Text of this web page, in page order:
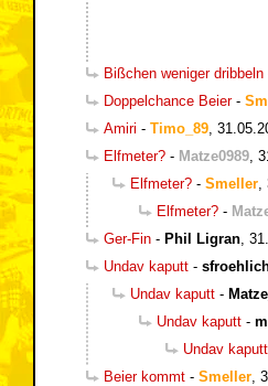
Bißchen weniger dribbeln
Doppelchance Beier-
Amiri - Timo_89
Elfmeter? - Matze0989
Elfmeter? - Smeller
Elfmeter? -
Ger-Fin - Phil Ligran
Undav kaputt -
Undav kaputt -
Undav kaputt -
Undav kaputt
Beier kommt - Smeller